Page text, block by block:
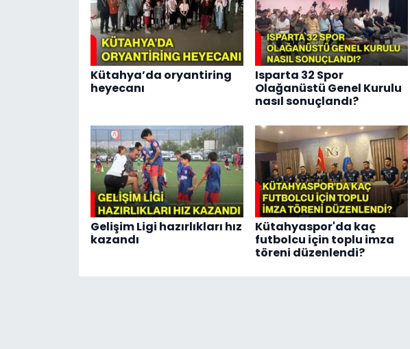
Kütahya’da oryantiring
heyecanı
Isparta 32 Spor
Olağanüstü Genel Kurulu
nasıl sonuçlandı?
Gelişim Ligi hazırlıkları hız
kazandı
Kütahyaspor'da kaç
futbolcu için toplu imza
töreni düzenlendi?